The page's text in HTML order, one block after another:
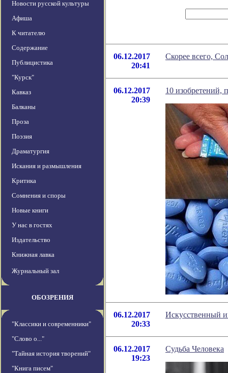
Новости русской культуры
Афиша
К читателю
Содержание
Публицистика
"Курск"
Кавказ
Балканы
Проза
Поэзия
Драматургия
Искания и размышления
Критика
Сомнения и споры
Новые книги
У нас в гостях
Издательство
Книжная лавка
Журнальный зал
ОБОЗРЕНИЯ
"Классики и современники"
"Слово о..."
"Тайная история творений"
"Книга писем"
06.12.2017
20:41
Скорее всего,
06.12.2017
20:39
10 изобретений,
06.12.2017
20:33
Искусственный
06.12.2017
19:23
Судьба Человека